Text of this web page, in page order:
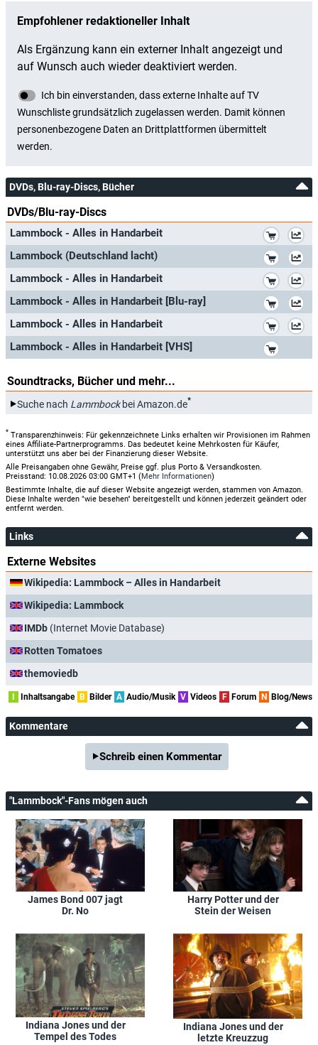
DVDs, Blu-ray-Discs, Bücher
DVDs/Blu-ray-Discs
Lammbock - Alles in Handarbeit
Lammbock (Deutschland lacht)
Lammbock - Alles in Handarbeit
Lammbock - Alles in Handarbeit [Blu-ray]
Lammbock - Alles in Handarbeit
Lammbock - Alles in Handarbeit [VHS]
Soundtracks, Bücher und mehr...
Suche nach Lammbockbei Amazon.de*
* Transparenzhinweis: Für gekennzeichnete Links erhalten wir Provisionen im Rahmen
eines Affiliate-Partnerprogramms. Das bedeutet keine Mehrkosten für Käufer,
unterstützt uns aber bei der Finanzierung dieser Website.
Alle Preisangaben ohne Gewähr, Preise ggf. plus Porto & Versandkosten.
Preisstand: 10.08.2026 03:00 GMT+1 (Mehr Informationen)
Bestimmte Inhalte, die auf dieser Website angezeigt werden, stammen von Amazon.
Diese Inhalte werden "wie besehen" bereitgestellt und können jederzeit geändert oder
entfernt werden.
Links
Externe Websites
Wikipedia: Lammbock – Alles in Handarbeit
Wikipedia: Lammbock
IMDb (Internet Movie Database)
Rotten Tomatoes
themoviedb
I Inhaltsangabe B Bilder A Audio/Musik V Videos F Forum N Blog/News
Kommentare
Schreib einen Kommentar
"Lammbock"-Fans mögen auch
James Bond 007 jagt
Dr. No
Harry Potter und der
Stein der Weisen
Indiana Jones und der
Tempel des Todes
Indiana Jones und der
letzte Kreuzzug